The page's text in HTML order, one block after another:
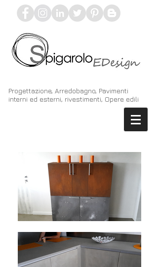
Progettazione, Arredobagno, Pavimenti
interni ed esterni, rivestimenti, Opere edili